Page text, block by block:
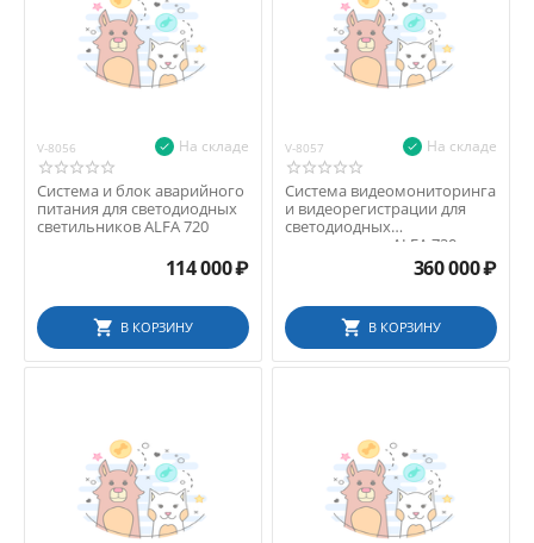
V-8056 На складе
Система и блок аварийного
питания для светодиодных
светильников ALFA 720
114 000₽
В КОРЗИНУ
V-8057 На складе
Система видеомониторинга
и видеорегистрации для
светодиодных
светильников ALFA 720
360 000₽
В КОРЗИНУ